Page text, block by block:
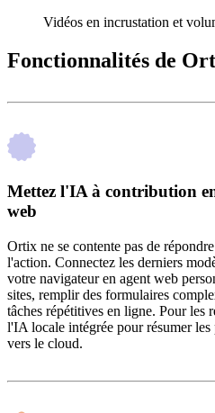
Vidéos en incrustation et
Fonctionnalités de
Mettez l'IA à contribution
web
Ortix ne se contente pas de
l'action. Connectez les derniers
votre navigateur en agent web
sites, remplir des formulaires
tâches répétitives en ligne. Pour les
l'IA locale intégrée pour résumer les
vers le cloud.